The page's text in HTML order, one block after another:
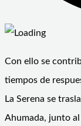
Con ello se
tiempos de
La Serena se
Ahumada, junto